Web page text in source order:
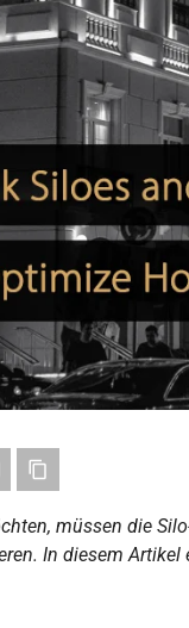
müssen die
In diesem Artikel